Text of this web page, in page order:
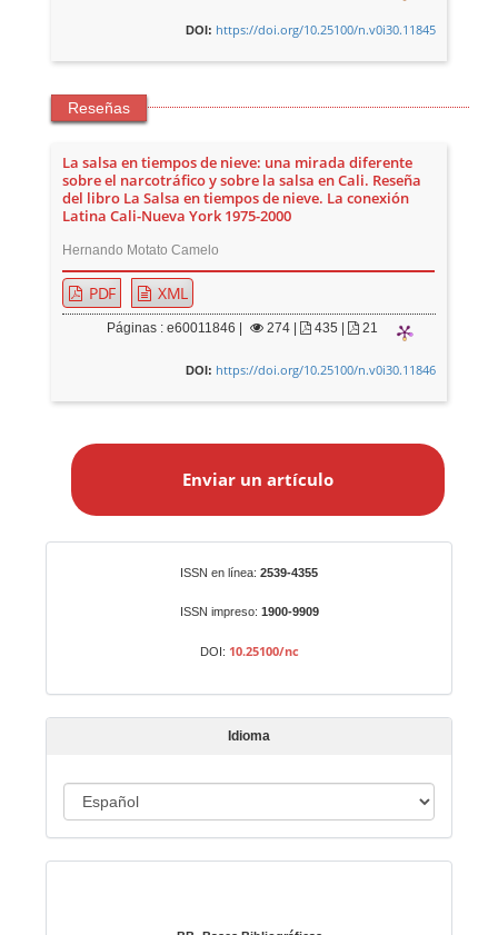
DOI: https://doi.org/10.25100/n.v0i30.11845
Reseñas
La salsa en tiempos de nieve: una mirada diferente
sobre el narcotráfico y sobre la salsa en Cali. Reseña
del libro La Salsa en tiempos de nieve. La conexión
Latina Cali-Nueva York 1975-2000
Hernando Motato Camelo
PDF XML
Páginas : e60011846 | 274 | 435 | 21
DOI: https://doi.org/10.25100/n.v0i30.11846
a
t
í
o
Enviar un artículo
ISSN en línea: 2539-4355
ISSN impreso: 1900-9909
DOI: 10.25100/nc
Idioma
d